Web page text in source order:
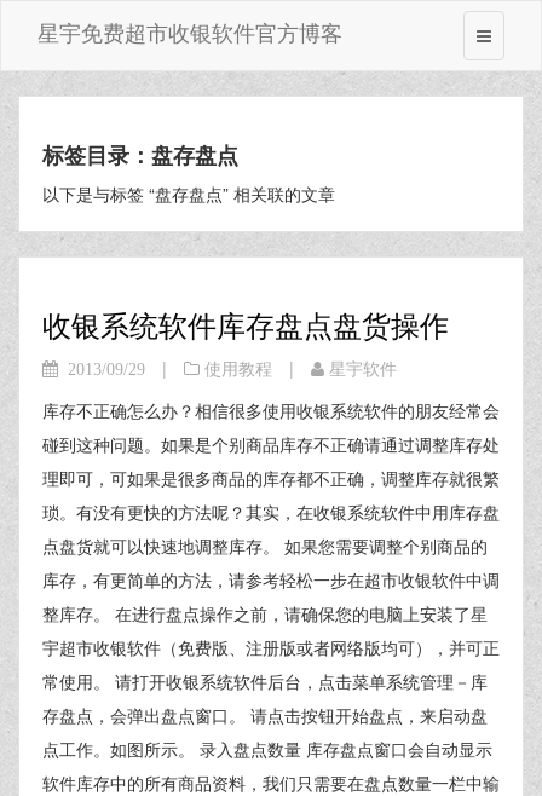
星宇免费超市收银软件官方博客
标签目录：盘存盘点
以下是与标签 “盘存盘点” 相关联的文章
收银系统软件库存盘点盘货操作
2013/09/29 | 使用教程 | 星宇软件
库存不正确怎么办？相信很多使用收银系统软件的朋友经常会
碰到这种问题。如果是个别商品库存不正确请通过调整库存处
理即可，可如果是很多商品的库存都不正确，调整库存就很繁
琐。有没有更快的方法呢？其实，在收银系统软件中用库存盘
点盘货就可以快速地调整库存。 如果您需要调整个别商品的
库存，有更简单的方法，请参考轻松一步在超市收银软件中调
整库存。 在进行盘点操作之前，请确保您的电脑上安装了星
宇超市收银软件（免费版、注册版或者网络版均可），并可正
常使用。 请打开收银系统软件后台，点击菜单系统管理－库
存盘点，会弹出盘点窗口。 请点击按钮开始盘点，来启动盘
点工作。如图所示。 录入盘点数量 库存盘点窗口会自动显示
软件库存中的所有商品资料，我们只需要在盘点数量一栏中输